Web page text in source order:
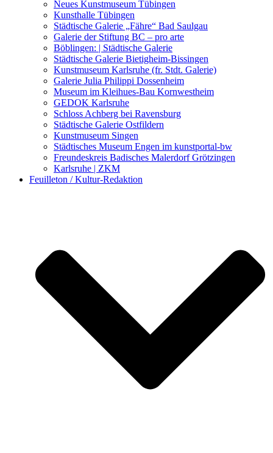
Kunstwettbewerbe, Ausschreibungen für Künstler
Neues Kunstmuseum Tübingen
Kunsthalle Tübingen
Städtische Galerie „Fähre“ Bad Saulgau
Galerie der Stiftung BC – pro arte
Böblingen: | Städtische Galerie
Städtische Galerie Bietigheim-Bissingen
Kunstmuseum Karlsruhe (fr. Stdt. Galerie)
Galerie Julia Philippi Dossenheim
Museum im Kleihues-Bau Kornwestheim
GEDOK Karlsruhe
Schloss Achberg bei Ravensburg
Städtische Galerie Ostfildern
Kunstmuseum Singen
Städtisches Museum Engen im kunstportal-bw
Freundeskreis Badisches Malerdorf Grötzingen
Karlsruhe | ZKM
Feuilleton / Kultur-Redaktion